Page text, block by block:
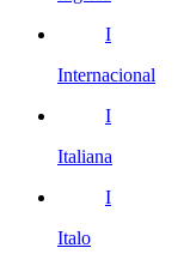
I
Internacional
I
Italiana
I
Italo